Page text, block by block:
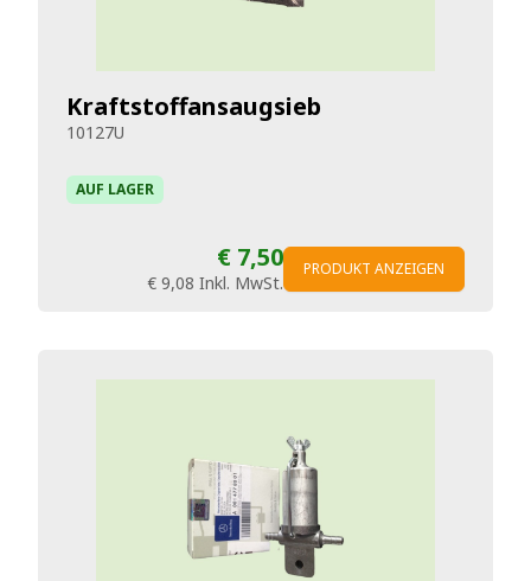
Kraftstoffansaugsieb
10127U
AUF LAGER
€ 7,50
€ 9,08 Inkl. MwSt.
PRODUKT ANZEIGEN